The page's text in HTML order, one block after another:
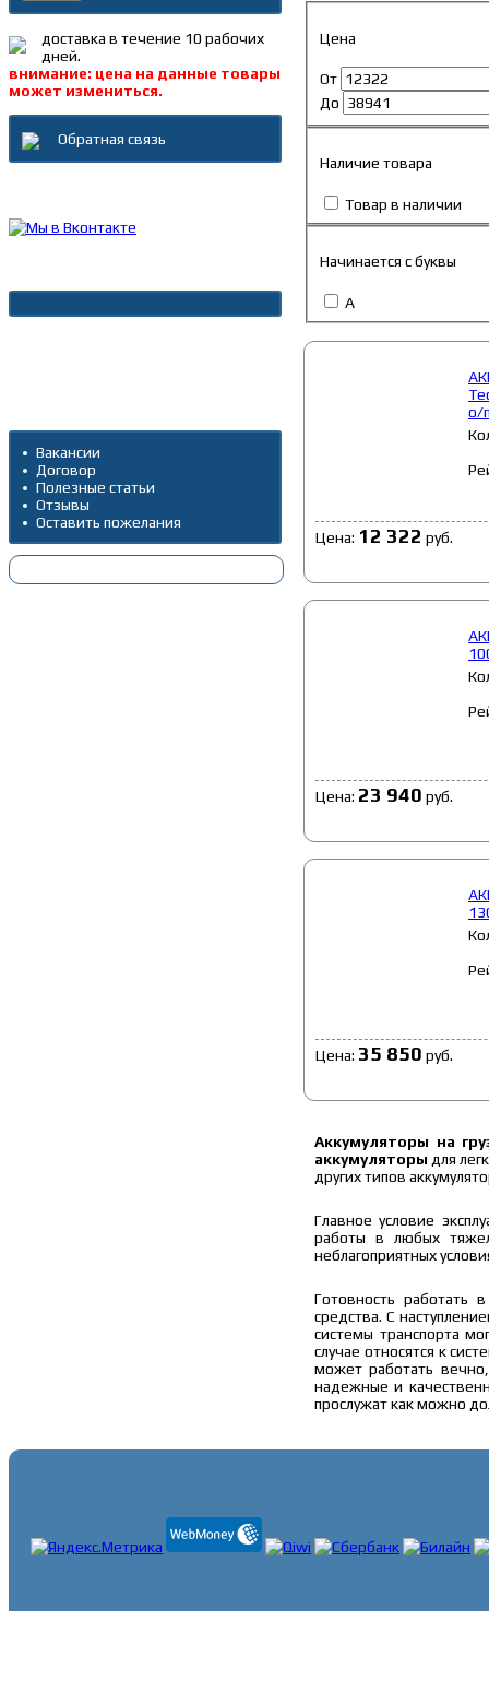
Цена
От
До
Наличие товара
Товар в наличии
Начинается с буквы
А
о/
Цена: 12 322 руб.
Цена: 23 940 руб.
Цена: 35 850 руб.
Аккумуляторы на
аккумуляторы для
других типов
Главное условие
работы в любых
неблагоприятных
Готовность работать
средства. С
системы транспорта
случае относятся к
может работать
надежные и
прослужат как можно
доставка в течение 10 рабочих
дней.
внимание: цена на данные товары
может измениться.
Обратная связь
Вакансии
Договор
Полезные статьи
Отзывы
Оставить пожелания